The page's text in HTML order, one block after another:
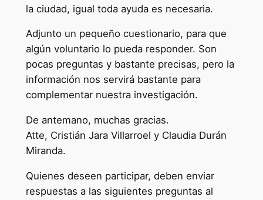
la ciudad, igual toda ayuda es necesaria.
Adjunto un pequeño cuestionario, para que
algún voluntario lo pueda responder. Son
pocas preguntas y bastante precisas, pero la
información nos servirá bastante para
complementar nuestra investigación.
De antemano, muchas gracias.
Atte, Cristián Jara Villarroel y Claudia Durán
Miranda.
Quienes deseen participar, deben enviar
respuestas a las siguientes preguntas al